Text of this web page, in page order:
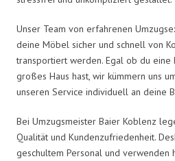
Unser Team von erfahrenen
deine Möbel sicher und schnell von
transportiert werden. Egal ob du eine
großes Haus hast, wir kümmern uns
unseren Service individuell an deine
Bei Umzugsmeister Baier Koblenz
Qualität und Kundenzufriedenheit.
geschultem Personal und verwenden